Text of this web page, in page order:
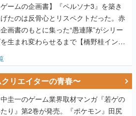
ゲームの企画書】『ペルソナ3』を築き
げたのは反骨心とリスペクトだった。赤
画書のもとに集った“愚連隊”がシリー
生まれ変わらせるまで【橋野桂インタ
リエイターの青春〜
圭一のゲーム業界取材マンガ『若ゲの
り』第2巻が発売。『ポケモン』田尻